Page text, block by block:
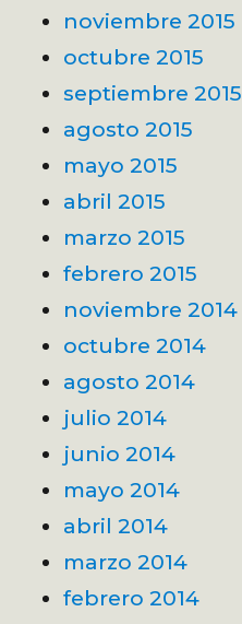
noviembre 2015
octubre 2015
septiembre 2015
agosto 2015
mayo 2015
abril 2015
marzo 2015
febrero 2015
noviembre 2014
octubre 2014
agosto 2014
julio 2014
junio 2014
mayo 2014
abril 2014
marzo 2014
febrero 2014